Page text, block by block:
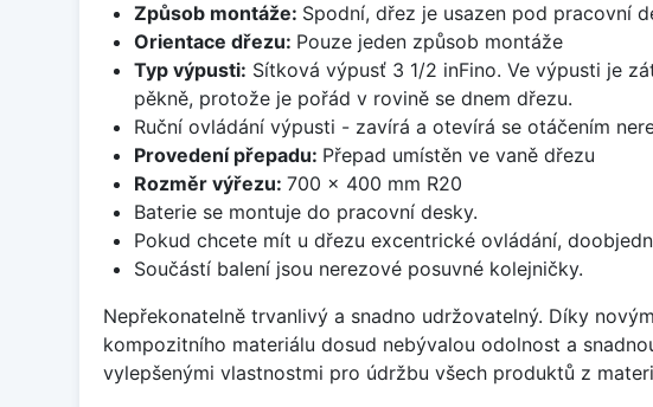
Způsob montáže: Spodní, dřez je usazen pod pracovní
Orientace dřezu: Pouze jeden způsob montáže
Typ výpusti: Sítková výpusť 3 1/2 inFino. Ve výpusti je
pěkně, protože je pořád v rovině se dnem dřezu.
Ruční ovládání výpusti - zavírá a otevírá se otáčením
Provedení přepadu: Přepad umístěn ve vaně dřezu
Rozměr výřezu: 700 x 400 mm R20
Baterie se montuje do pracovní desky.
Pokud chcete mít u dřezu excentrické ovládání,
Součástí balení jsou nerezové posuvné kolejničky.
Nepřekonatelně trvanlivý a snadno udržovatelný. Díky
kompozitního materiálu dosud nebývalou odolnost a
vylepšenými vlastnostmi pro údržbu všech produktů z